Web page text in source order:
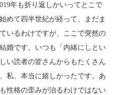
年も折り返しかいってとこで
めて四半世紀が経って、まだま
いるわけですが、ここで突然の
婚です。いつも「内緒にしとい
い読者の皆さんからもたくさん
私、本当に嬉しかったです。あ
性格の歪みが治るわけではない